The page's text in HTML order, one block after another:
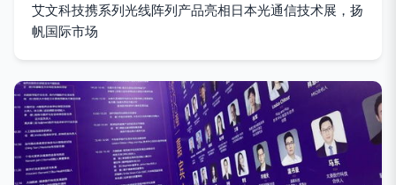
艾文科技携系列光线阵列产品亮相日本光通信技术展，扬
帆国际市场